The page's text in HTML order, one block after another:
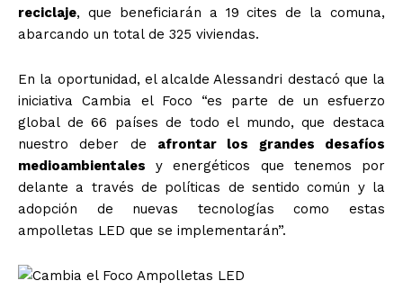
reciclaje, que beneficiarán a 19 cites de la comuna,
abarcando un total de 325 viviendas.
En la oportunidad, el alcalde Alessandri destacó que la
iniciativa Cambia el Foco “es parte de un esfuerzo
global de 66 países de todo el mundo, que destaca
nuestro deber de afrontar los grandes desafíos
medioambientales y energéticos que tenemos por
delante a través de políticas de sentido común y la
adopción de nuevas tecnologías como estas
ampolletas LED que se implementarán”.